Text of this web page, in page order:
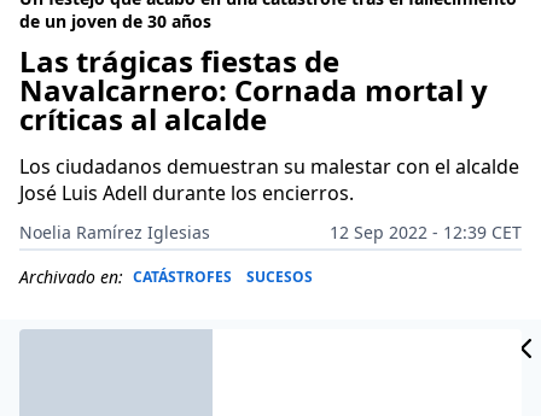
de un joven de 30 años
Las trágicas fiestas de
Navalcarnero: Cornada mortal y
críticas al alcalde
Los ciudadanos demuestran su malestar con el alcalde
José Luis Adell durante los encierros.
Noelia Ramírez Iglesias
12 Sep 2022 - 12:39 CET
Archivado en: CATÁSTROFES SUCESOS